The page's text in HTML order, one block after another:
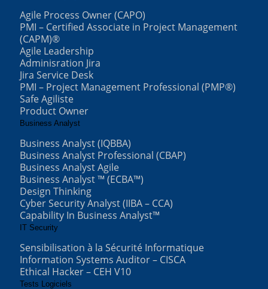
Agile Process Owner (CAPO)
PMI – Certified Associate in Project Management
(CAPM)®
Agile Leadership
Adminisration Jira
Jira Service Desk
PMI – Project Management Professional (PMP®)
Safe Agiliste
Product Owner
Business Analyst
Business Analyst (IQBBA)
Business Analyst Professional (CBAP)
Business Analyst Agile
Business Analyst ™ (ECBA™)
Design Thinking
Cyber Security Analyst (IIBA – CCA)
Capability In Business Analyst™
IT Security
Sensibilisation à la Sécurité Informatique
Information Systems Auditor – CISCA
Ethical Hacker – CEH V10
Tests Logiciels